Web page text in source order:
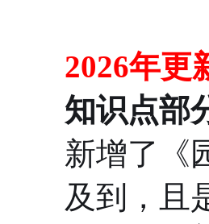
2026年更
知识点部
新增了《
及到，且